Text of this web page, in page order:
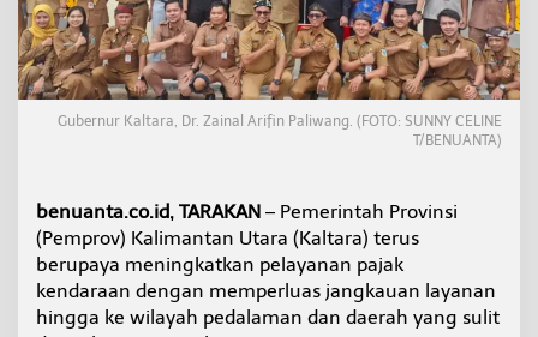
a
k
a
n
,
G
r
u
r
K
a
Gubernur Kaltara, Dr. Zainal Arifin Paliwang. (FOTO: SUNNY CELINE
T/BENUANTA)
benuanta.co.id, TARAKAN – Pemerintah Provinsi
(Pemprov) Kalimantan Utara (Kaltara) terus
berupaya meningkatkan pelayanan pajak
kendaraan dengan memperluas jangkauan layanan
hingga ke wilayah pedalaman dan daerah yang sulit